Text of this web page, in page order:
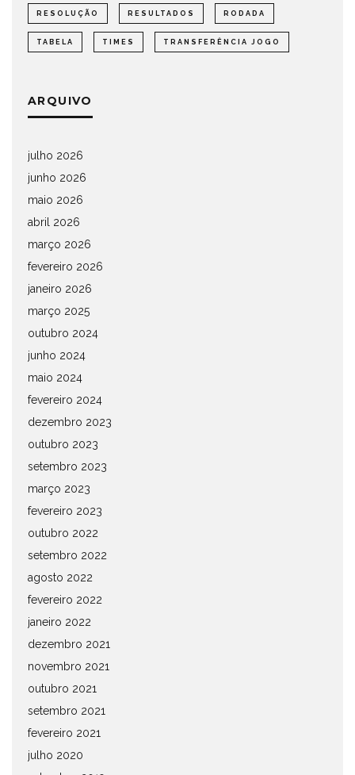
RESOLUÇÃO RESULTADOS RODADA
TABELA TIMES TRANSFERÊNCIA JOGO
ARQUIVO
julho 2026
junho 2026
maio 2026
abril 2026
março 2026
fevereiro 2026
janeiro 2026
março 2025
outubro 2024
junho 2024
maio 2024
fevereiro 2024
dezembro 2023
outubro 2023
setembro 2023
março 2023
fevereiro 2023
outubro 2022
setembro 2022
agosto 2022
fevereiro 2022
janeiro 2022
dezembro 2021
novembro 2021
outubro 2021
setembro 2021
fevereiro 2021
julho 2020